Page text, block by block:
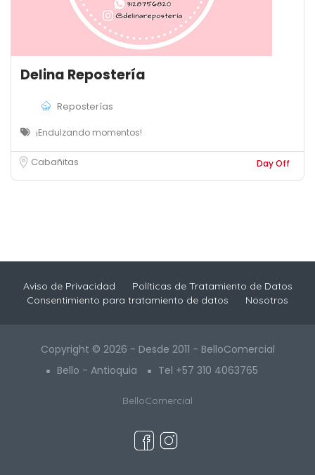
Delina Repostería
Reposterías
¡Endulzando momentos!
Cabañitas Day Off
Aviso de Privacidad
Políticas de Tratamiento de Datos
Consentimiento para tratamiento de datos
Nosotros
Copyright © 2026 - Desde 2011 - BelloComercial
Bello - Antioquia
Tel +57 310 4063765
BelloComercial